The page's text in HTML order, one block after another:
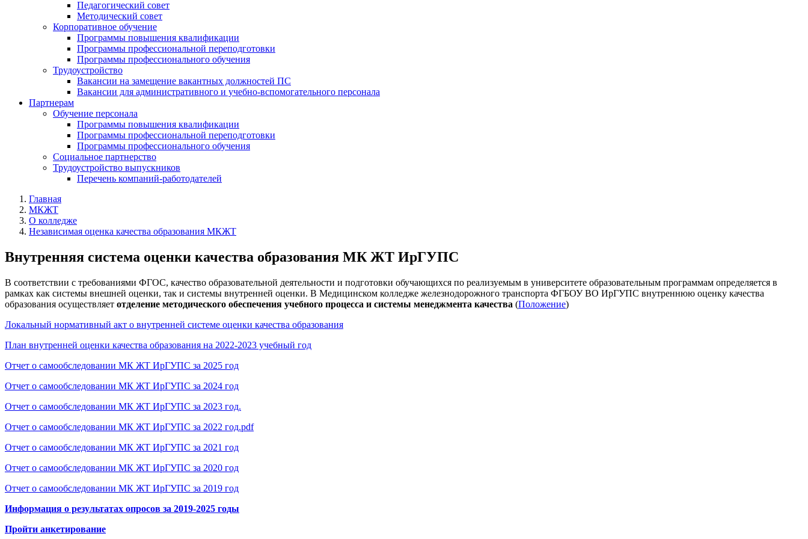
Педагогический совет
Методический совет
Корпоративное обучение
Программы повышения квалификации
Программы профессиональной переподготовки
Программы профессионального обучения
Трудоустройство
Вакансии на замещение вакантных должностей ПС
Вакансии для административного и учебно-вспомогательного персонала
Партнерам
Обучение персонала
Программы повышения квалификации
Программы профессиональной переподготовки
Программы профессионального обучения
Социальное партнерство
Трудоустройство выпускников
Перечень компаний-работодателей
Главная
МКЖТ
О колледже
Независимая оценка качества образования МКЖТ
Внутренняя система оценки качества образования МК ЖТ ИрГУПС
В соответствии с требованиями ФГОС, качество образовательной деятельности и подготовки обучающихся по реализуемым в университете образовательным программам определяется в
рамках как системы внешней оценки, так и системы внутренней оценки. В Медицинском колледже железнодорожного транспорта ФГБОУ ВО ИрГУПС внутреннюю оценку качества
образования осуществляет отделение методического обеспечения учебного процесса и системы менеджмента качества (Положение)
Локальный нормативный акт о внутренней системе оценки качества образования
План внутренней оценки качества образования на 2022-2023 учебный год
Отчет о самообследовании МК ЖТ ИрГУПС за 2025 год
Отчет о самообследовании МК ЖТ ИрГУПС за 2024 год
Отчет о самообследовании МК ЖТ ИрГУПС за 2023 год.
Отчет о самообследовании МК ЖТ ИрГУПС за 2022 год.pdf
Отчет о самообследовании МК ЖТ ИрГУПС за 2021 год
Отчет о самообследовании МК ЖТ ИрГУПС за 2020 год
Отчет о самообследовании МК ЖТ ИрГУПС за 2019 год
Информация о результатах опросов за 2019-2025 годы
Пройти анкетирование